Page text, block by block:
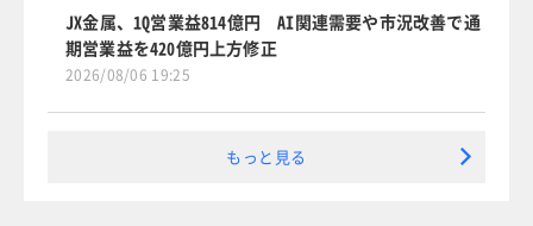
JX金属、1Q営業益814億円 AI関連需要や市況改善で通
期営業益を420億円上方修正
2026/08/06 19:25
もっと見る